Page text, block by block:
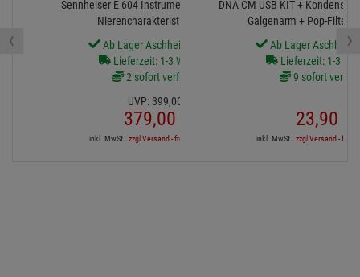
Sennheiser E 604 Instrumentenmikrofon mit
Nierencharakteristik 3er Set
Ab Lager Aschheim lieferbar
Lieferzeit: 1-3 Werktage
2 sofort verfügbar
UVP: 399,00
379,00
inkl. MwSt. zzgl Versand - frei ab 90,-€ in DE
DNA CM USB KIT +
Galgenarm + Pop-Filter
Ab Lager
Lieferzeit: 1-3
9 sofort
23,90
inkl. MwSt. zzgl Versand - frei
‹ ›